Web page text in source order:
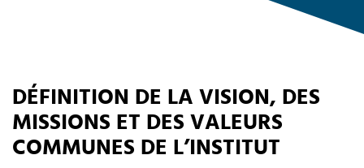
DÉFINITION DE LA VISION, DES
MISSIONS ET DES VALEURS
COMMUNES DE L’INSTITUT